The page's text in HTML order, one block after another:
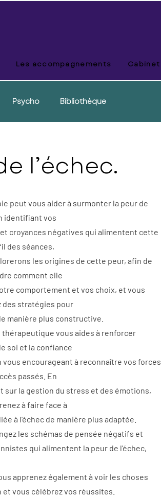
Les accompagnements Cabinet
le
haute
de
Psycho Bibliothèque
l’échec.
peut vous aider à surmonter la peur de
identifiant vos
croyances négatives qui alimentent cette
des séances,
les origines de cette peur, afin de
comment elle
comportement et vos choix, et vous
des stratégies pour
manière plus constructive.
thérapeutique vous aides à renforcer
soi et la confiance
vous encourageant à reconnaître vos forces
passés. En
sur la gestion du stress et des émotions,
à faire face à
à l'échec de manière plus adaptée.
les schémas de pensée négatifs et
qui alimentent la peur de l'échec,
apprenez également à voir les choses
vous célébrez vos réussites.